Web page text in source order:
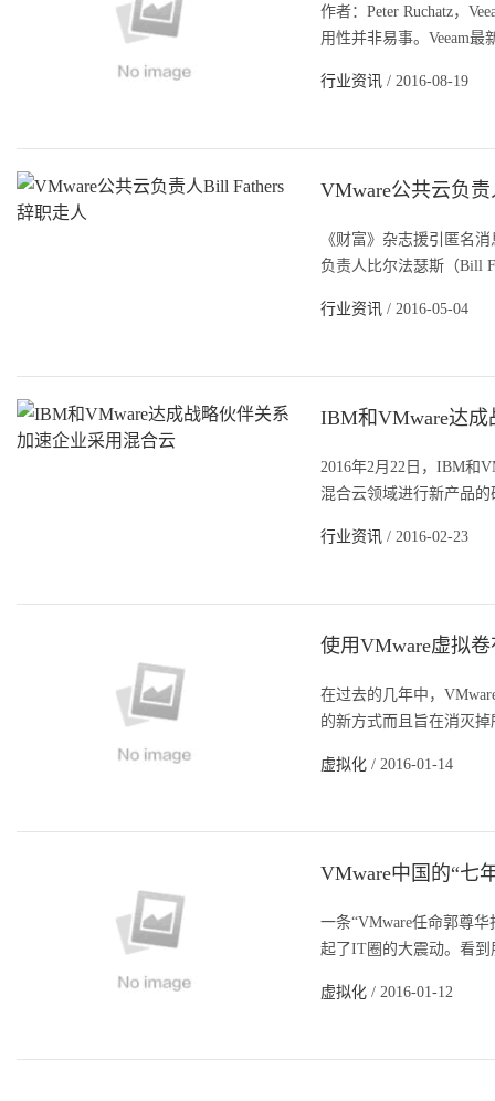
作者：Peter Ruchatz，
用性并非易事。Veeam
行业资讯 / 2016-08-19
VMware公共云负
《财富》杂志援引匿名
负责人比尔法瑟斯（Bill
行业资讯 / 2016-05-04
IBM和VMware达
2016年2月22日，IBM和
混合云领域进行新产品
行业资讯 / 2016-02-23
使用VMware虚拟
在过去的几年中，
的新方式而且旨在消灭
虚拟化 / 2016-01-14
VMware中国的“七
一条“VMware任命郭尊
起了IT圈的大震动。看到
虚拟化 / 2016-01-12